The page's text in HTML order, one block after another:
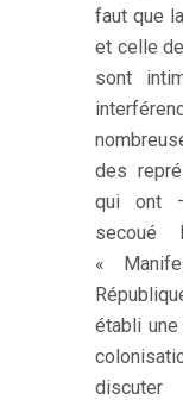
faut que
et celle
sont
des
qui ont
«
établi